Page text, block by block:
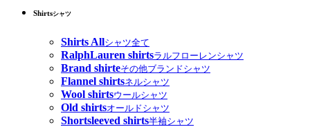
Shirtsシャツ
Shirts Allシャツ全て
RalphLauren shirtsラルフローレンシャツ
Brand shirteその他ブランドシャツ
Flannel shirtsネルシャツ
Wool shirtsウールシャツ
Old shirtsオールドシャツ
Shortsleeved shirts半袖シャツ